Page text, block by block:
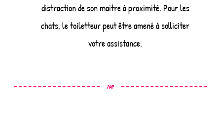
distraction de son maitre à proximité. Pour les
chats, le toiletteur peut être amené à solliciter
votre assistance.
A4P